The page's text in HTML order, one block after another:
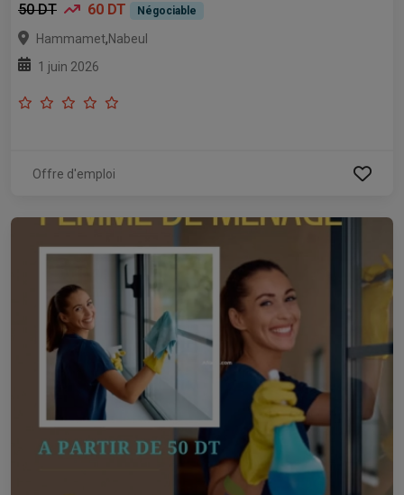
50 DT
60 DT Négociable
Hammamet,Nabeul
1 juin 2026
Offre d'emploi